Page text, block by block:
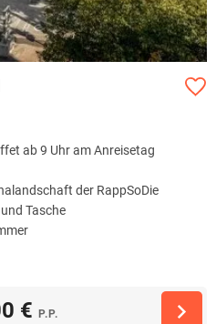
ab 9 Uhr am Anreisetag
der RappSoDie
Tasche
€ P.P.